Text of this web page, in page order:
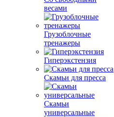
весами
Грузоблочные
тренажеры
Гиперэкстензия
Скамьи для пресса
Скамьи
универсальные